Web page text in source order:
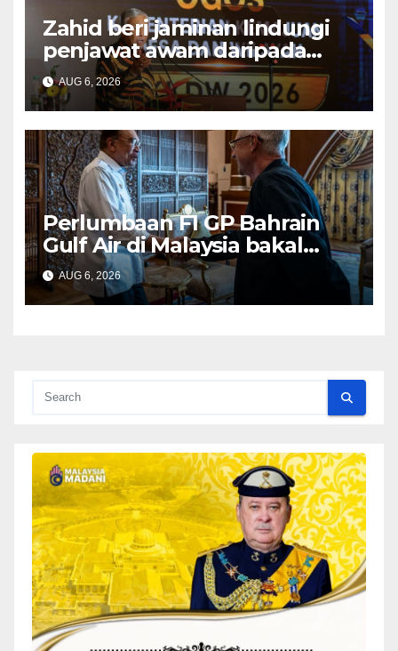
Zahid beri jaminan lindungi
penjawat awam daripada
tekanan pertembungan
politik
AUG 6, 2026
Perlumbaan F1 GP Bahrain
Gulf Air di Malaysia bakal
bawa limpahan ekonomi
besar – PM
AUG 6, 2026